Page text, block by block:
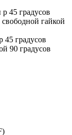
45 градусов
гайкой
градусов
90 градусов